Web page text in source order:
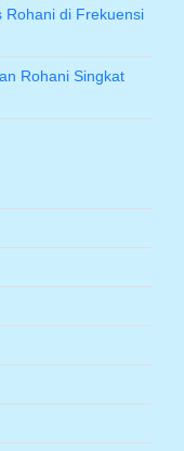
Rohani di Frekuensi
Rohani Singkat